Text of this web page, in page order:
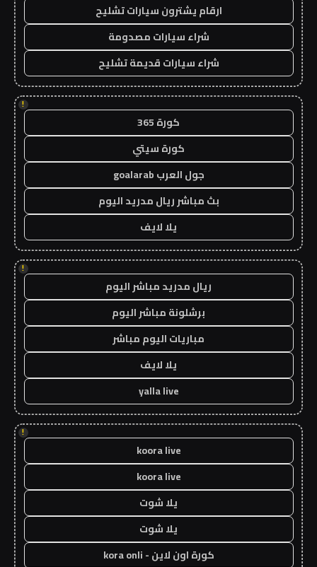
ارقام يشترون سيارات تشليح
شراء سيارات مصدومة
شراء سيارات قديمة تشليح
!
كورة 365
كورة سيتي
جول العرب goalarab
بث مباشر ريال مدريد اليوم
يلا لايف
!
ريال مدريد مباشر اليوم
برشلونة مباشر اليوم
مباريات اليوم مباشر
يلا لايف
yalla live
!
koora live
koora live
يلا شوت
يلا شوت
كورة اون لاين - kora onli